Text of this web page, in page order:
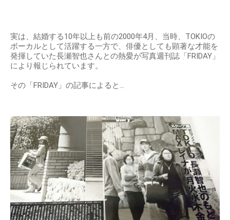
実は、結婚する10年以上も前の2000年4月、当時、TOKIOの
ボーカルとして活躍する一方で、俳優としても顕著な才能を
発揮していた長瀬智也さんとの熱愛が写真週刊誌「FRIDAY」
により報じられています。
その「FRIDAY」の記事によると…